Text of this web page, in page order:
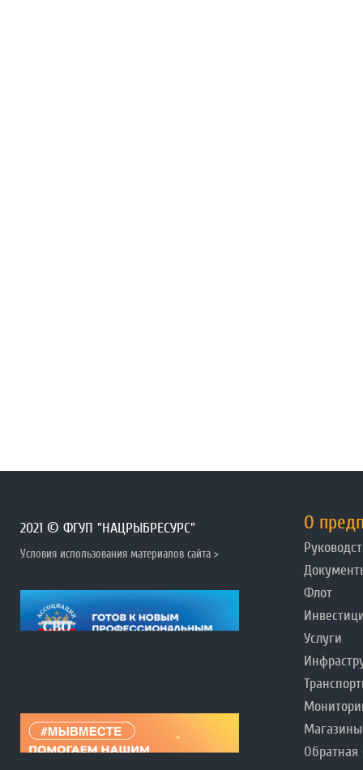
2021 © ФГУП "НАЦРЫБРЕСУРС"
Условия использования материалов сайта >
О
Флот
Услуги
Магазины
Обратная